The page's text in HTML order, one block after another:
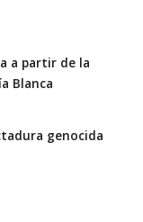
a partir de la
Blanca
genocida